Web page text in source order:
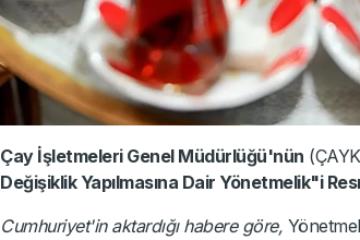
Çay İşletmeleri Genel Müdürlüğü'nün
Değişiklik Yapılmasına Dair Yönetmelik"i
Cumhuriyet'in aktardığı habere göre,